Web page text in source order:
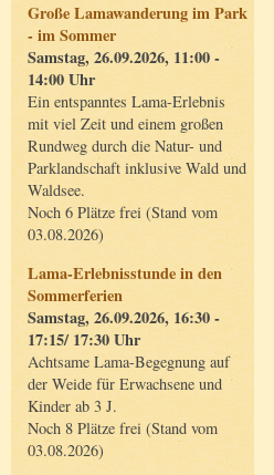
Große Lamawanderung im Park
- im Sommer
Samstag, 26.09.2026, 11:00 -
14:00 Uhr
Ein entspanntes Lama-Erlebnis
mit viel Zeit und einem großen
Rundweg durch die Natur- und
Parklandschaft inklusive Wald und
Waldsee.
Noch 6 Plätze frei (Stand vom
03.08.2026)
Lama-Erlebnisstunde in den
Sommerferien
Samstag, 26.09.2026, 16:30 -
17:15/ 17:30 Uhr
Achtsame Lama-Begegnung auf
der Weide für Erwachsene und
Kinder ab 3 J.
Noch 8 Plätze frei (Stand vom
03.08.2026)